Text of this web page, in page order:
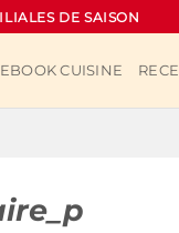
DE SAISON
EBOOK CUISINE